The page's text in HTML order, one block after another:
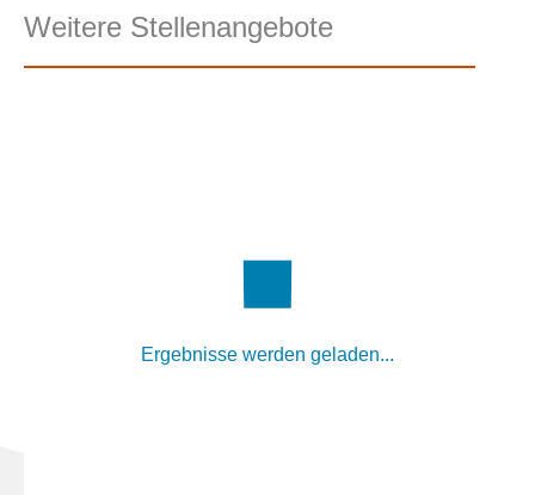
Weitere Stellenangebote
Ergebnisse werden geladen...